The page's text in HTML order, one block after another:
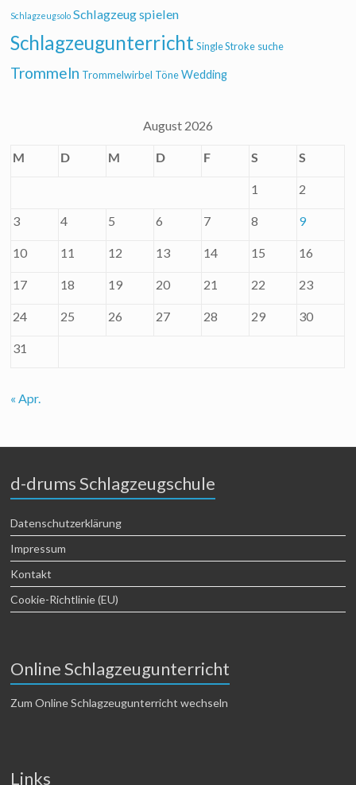
Schlagzeugsolo Schlagzeug spielen
Schlagzeugunterricht Single Stroke suche
Trommeln Trommelwirbel Töne Wedding
August 2026
M D M D F S S
1 2
3 4 5 6 7 8 9
10 11 12 13 14 15 16
17 18 19 20 21 22 23
24 25 26 27 28 29 30
31
« Apr.
d-drums Schlagzeugschule
Datenschutzerklärung
Impressum
Kontakt
Cookie-Richtlinie (EU)
Online Schlagzeugunterricht
Zum Online Schlagzeugunterricht wechseln
Links